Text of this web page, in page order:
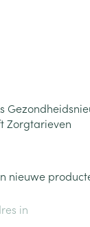
Zorgtarieven
nieuwe